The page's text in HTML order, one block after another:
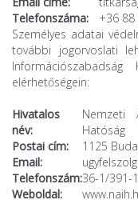
Telefonszáma:
+36 88
Személyes adatai
további jogorvoslati
elérhetőségein:
Hivatalos
név:
Nemzeti
Hatóság
Postai cím:
1125
Email:
Telefonszám:36-1/391-
Weboldal: